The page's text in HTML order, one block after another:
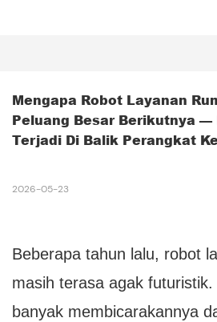
Mengapa Robot Layanan
Peluang Besar Berikutnya —
Terjadi Di Balik Perangkat
2026-05-23
Beberapa tahun lalu, robot
masih terasa agak
banyak membicarakannya